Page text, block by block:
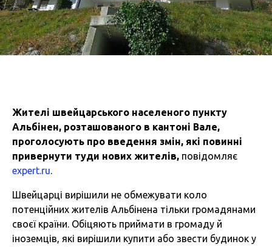
Жителі швейцарського населеного пункту
Альбінен, розташованого в кантоні Вале,
проголосують про введення змін, які повинні
привернути туди нових жителів, повідомляє
expert.ru.
Швейцарці вирішили не обмежувати коло
потенційних жителів Альбінена тільки громадянами
своєї країни. Обіцяють приймати в громаду й
іноземців, які вирішили купити або звести будинок у